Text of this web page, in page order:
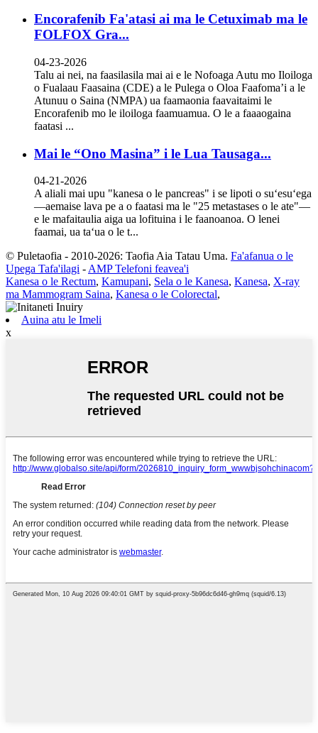
Encorafenib Fa'atasi ai ma le Cetuximab ma le
FOLFOX Gra...
04-23-2026
Talu ai nei, na faasilasila mai ai e le Nofoaga Autu mo Iloiloga
o Fualaau Faasaina (CDE) a le Pulega o Oloa Faafoma’i a le
Atunuu o Saina (NMPA) ua faamaonia faavaitaimi le
Encorafenib mo le iloiloga faamuamua. O le a faaaogaina
faatasi ...
Mai le “Ono Masina” i le Lua Tausaga...
04-21-2026
A aliali mai upu "kanesa o le pancreas" i se lipoti o suʻesuʻega
—aemaise lava pe a o faatasi ma le "25 metastases o le ate"—
e le mafaitaulia aiga ua lofituina i le faanoanoa. O lenei
faamai, ua taʻua o le t...
© Puletaofia - 2010-2026: Taofia Aia Tatau Uma. Fa'afanua o le
Upega Tafa'ilagi - AMP Telefoni feavea'i
Kanesa o le Rectum, Kamupani, Sela o le Kanesa, Kanesa, X-ray
ma Mammogram Saina, Kanesa o le Colorectal,
Auina atu le Imeli
x